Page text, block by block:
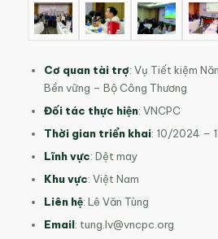
Cơ quan tài trợ: Vụ Tiết kiệm
Bền vững – Bộ Công Thương
Đối tác thực hiện: VNCPC
Thời gian triển khai: 10/2024 –
Lĩnh vực: Dệt may
Khu vực: Việt Nam
Liên hệ: Lê Văn Tùng
Email: tung.lv@vncpc.org